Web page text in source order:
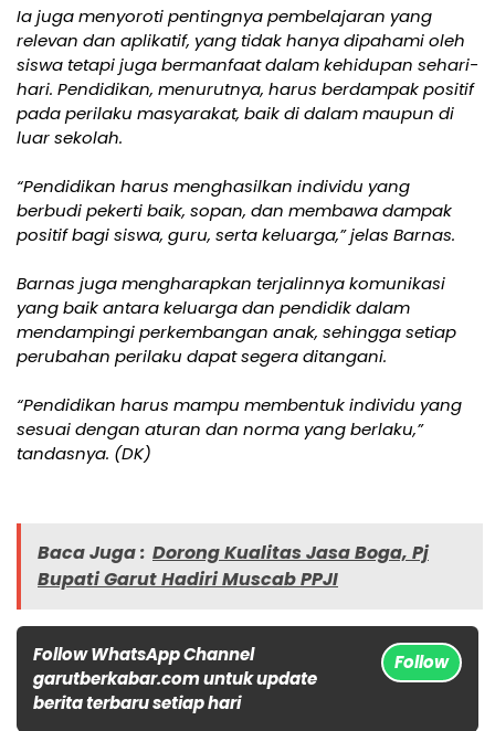
Ia juga menyoroti pentingnya pembelajaran yang
relevan dan aplikatif, yang tidak hanya dipahami oleh
siswa tetapi juga bermanfaat dalam kehidupan sehari-
hari. Pendidikan, menurutnya, harus berdampak positif
pada perilaku masyarakat, baik di dalam maupun di
luar sekolah.
“Pendidikan harus menghasilkan individu yang
berbudi pekerti baik, sopan, dan membawa dampak
positif bagi siswa, guru, serta keluarga,” jelas Barnas.
Barnas juga mengharapkan terjalinnya komunikasi
yang baik antara keluarga dan pendidik dalam
mendampingi perkembangan anak, sehingga setiap
perubahan perilaku dapat segera ditangani.
“Pendidikan harus mampu membentuk individu yang
sesuai dengan aturan dan norma yang berlaku,”
tandasnya. (DK)
Baca Juga : Dorong Kualitas Jasa Boga, Pj
Bupati Garut Hadiri Muscab PPJI
Follow WhatsApp Channel
garutberkabar.com untuk update
berita terbaru setiap hari
Follow